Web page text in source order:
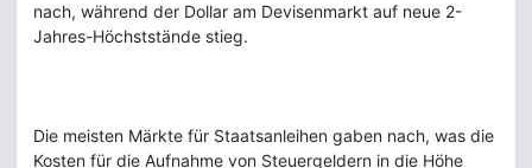
nach, während der Dollar am Devisenmarkt auf neue 2-
Jahres-Höchststände stieg.
Die meisten Märkte für Staatsanleihen gaben nach, was die
Kosten für die Aufnahme von Steuergeldern in die Höhe